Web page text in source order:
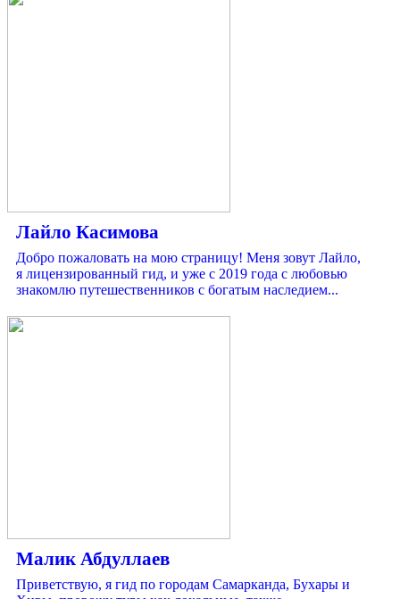
Лайло Касимова
Добро пожаловать на мою страницу! Меня зовут Лайло,
я лицензированный гид, и уже с 2019 года с любовью
знакомлю путешественников с богатым наследием...
Малик Абдуллаев
Приветствую, я гид по городам Самарканда, Бухары и